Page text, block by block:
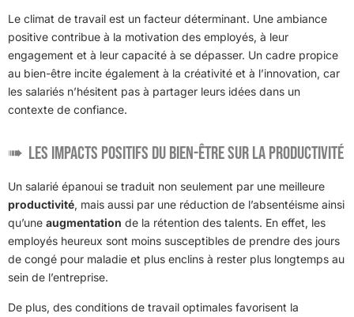
Le climat de travail est un facteur déterminant. Une ambiance
positive contribue à la motivation des employés, à leur
engagement et à leur capacité à se dépasser. Un cadre propice
au bien-être incite également à la créativité et à l’innovation, car
les salariés n’hésitent pas à partager leurs idées dans un
contexte de confiance.
Les impacts positifs du bien-être sur la productivité
Un salarié épanoui se traduit non seulement par une meilleure
productivité, mais aussi par une réduction de l’absentéisme ainsi
qu’une augmentation de la rétention des talents. En effet, les
employés heureux sont moins susceptibles de prendre des jours
de congé pour maladie et plus enclins à rester plus longtemps au
sein de l’entreprise.
De plus, des conditions de travail optimales favorisent la